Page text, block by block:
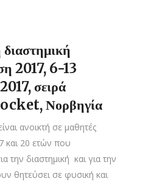
2017, 6-13
σειρά
Νορβηγία
ανοικτή σε μαθητές
και 20 ετών που
την διαστημική και για την
θητεύσει σε φυσική και